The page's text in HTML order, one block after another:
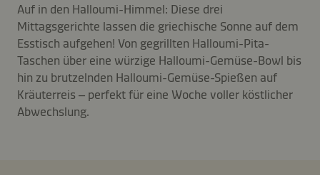
Auf in den Halloumi-Himmel: Diese drei
Mittagsgerichte lassen die griechische Sonne auf dem
Esstisch aufgehen! Von gegrillten Halloumi-Pita-
Taschen über eine würzige Halloumi-Gemüse-Bowl bis
hin zu brutzelnden Halloumi-Gemüse-Spießen auf
Kräuterreis – perfekt für eine Woche voller köstlicher
Abwechslung.